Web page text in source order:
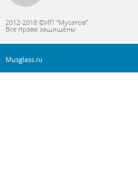
2012-2018 ©ИП “Мусатов”
Все права защищены
Musglass.ru